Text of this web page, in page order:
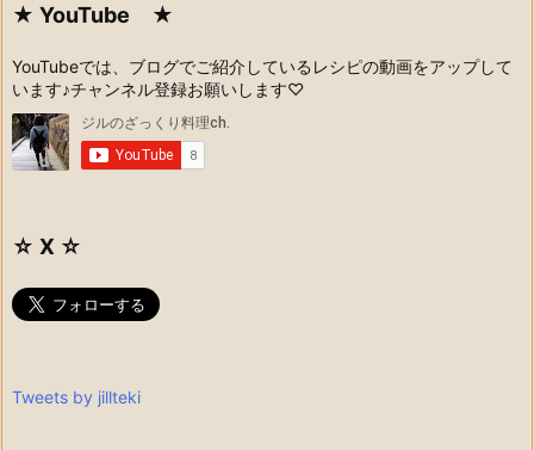
★ YouTube ★
YouTubeでは、ブログでご紹介しているレシピの動画をアップして
います♪チャンネル登録お願いします♡
☆ X ☆
Tweets by jillteki